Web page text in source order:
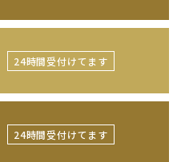
24時間受付けてます
24時間受付けてます